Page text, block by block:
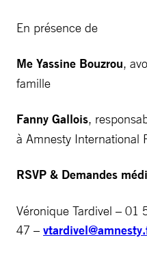
En présence de
Me Yassine Bouzrou,
famille
Fanny Gallois,
à Amnesty International
RSVP & Demandes
Véronique Tardivel –
47 –